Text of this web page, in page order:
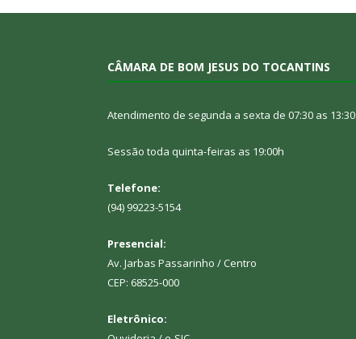
CÂMARA DE BOM JESUS DO TOCANTINS
Atendimento de segunda a sexta de 07:30 as 13:30
Sessão toda quinta-feiras as 19:00h
Telefone:
(94) 99223-5154
Presencial:
Av. Jarbas Passarinho / Centro
CEP: 68525-000
Eletrônico: